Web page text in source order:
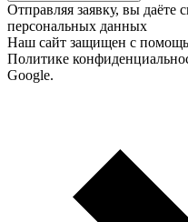
Отправляя заявку, вы даёте
персональных данных
Наш сайт защищен с
Политике
Google.